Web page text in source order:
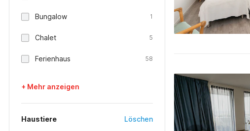
Bungalow 1
Chalet 5
Ferienhaus 58
+ Mehr anzeigen
Haustiere Löschen